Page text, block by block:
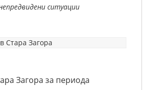
ситуации
Загора за периода